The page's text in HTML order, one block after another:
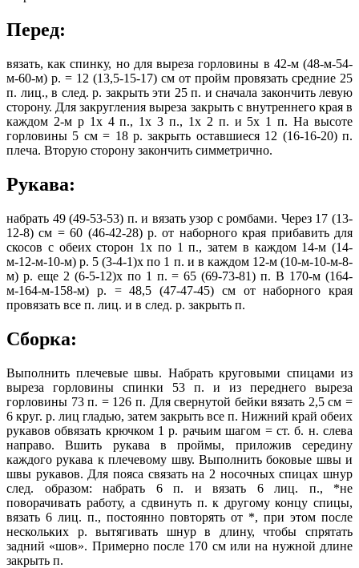
Перед:
вязать, как спинку, но для выреза горловины в 42-м (48-м-54-
м-60-м) р. = 12 (13,5-15-17) см от пройм провязать средние 25
п. лиц., в след. р. закрыть эти 25 п. и сначала закончить левую
сторону. Для закругления выреза закрыть с внутреннего края в
каждом 2-м р 1х 4 п., 1х 3 п., 1х 2 п. и 5х 1 п. На высоте
горловины 5 см = 18 р. закрыть оставшиеся 12 (16-16-20) п.
плеча. Вторую сторону закончить симметрично.
Рукава:
набрать 49 (49-53-53) п. и вязать узор с ромбами. Через 17 (13-
12-8) см = 60 (46-42-28) р. от наборного края прибавить для
скосов с обеих сторон 1х по 1 п., затем в каждом 14-м (14-
м-12-м-10-м) р. 5 (3-4-1)х по 1 п. и в каждом 12-м (10-м-10-м-8-
м) р. еще 2 (6-5-12)х по 1 п. = 65 (69-73-81) п. В 170-м (164-
м-164-м-158-м) р. = 48,5 (47-47-45) см от наборного края
провязать все п. лиц. и в след. р. закрыть п.
Сборка:
Выполнить плечевые швы. Набрать круговыми спицами из
выреза горловины спинки 53 п. и из переднего выреза
горловины 73 п. = 126 п. Для свернутой бейки вязать 2,5 см =
6 круг. р. лиц гладью, затем закрыть все п. Нижний край обеих
рукавов обвязать крючком 1 р. рачьим шагом = ст. б. н. слева
направо. Вшить рукава в проймы, приложив середину
каждого рукава к плечевому шву. Выполнить боковые швы и
швы рукавов. Для пояса связать на 2 носочных спицах шнур
след. образом: набрать 6 п. и вязать 6 лиц. п., *не
поворачивать работу, а сдвинуть п. к другому концу спицы,
вязать 6 лиц. п., постоянно повторять от *, при этом после
нескольких р. вытягивать шнур в длину, чтобы спрятать
задний «шов». Примерно после 170 см или на нужной длине
закрыть п.